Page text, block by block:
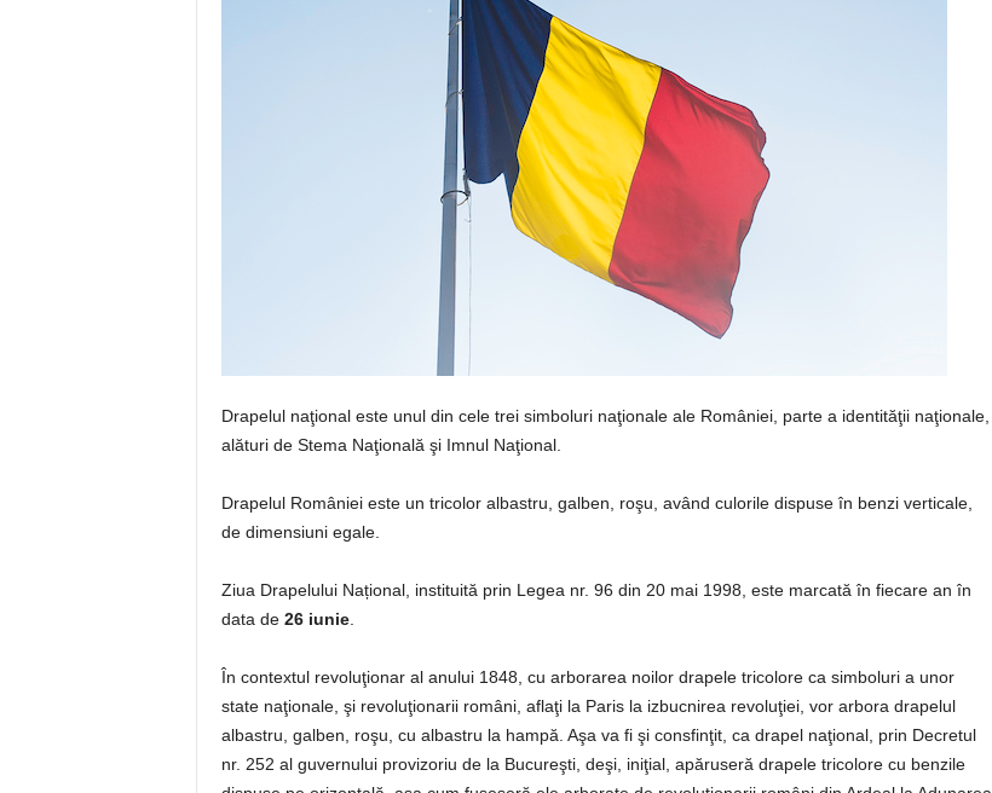
Drapelul naţional este unul din cele trei simboluri naţionale ale României, parte a identităţii naţionale,
alături de Stema Naţională şi Imnul Naţional.
Drapelul României este un tricolor albastru, galben, roşu, având culorile dispuse în benzi verticale,
de dimensiuni egale.
Ziua Drapelului Național, instituită prin Legea nr. 96 din 20 mai 1998, este marcată în fiecare an în
data de26 iunie.
În contextul revoluţionar al anului 1848, cu arborarea noilor drapele tricolore ca simboluri a unor
state naţionale, şi revoluţionarii români, aflaţi la Paris la izbucnirea revoluţiei, vor arbora drapelul
albastru, galben, roşu, cu albastru la hampă. Aşa va fi şi consfinţit, ca drapel naţional, prin Decretul
nr. 252 al guvernului provizoriu de la Bucureşti, deşi, iniţial, apăruseră drapele tricolore cu benzile